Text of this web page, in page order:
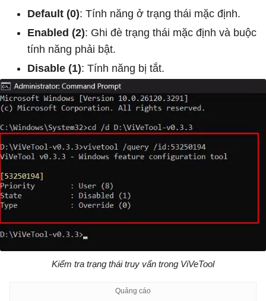
Default (0): Tính năng ở trạng thái mặc định.
Enabled (2): Ghi đè trạng thái mặc định và buộc
tính năng phải bật.
Disable (1): Tính năng bị tắt.
Kiểm tra trạng thái truy vấn trong ViVeTool